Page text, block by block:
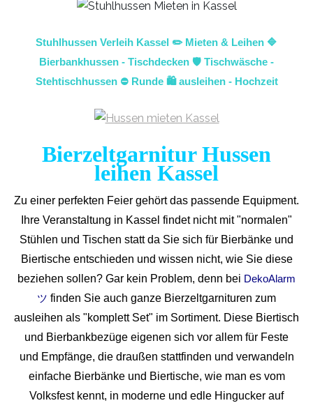
Stuhlhussen Verleih Kassel ✏️ Mieten & Leihen 🔷
Bierbankhussen - Tischdecken 🛡️ Tischwäsche -
Stehtischhussen ⛔ Runde 🛍️ ausleihen - Hochzeit
Bierzeltgarnitur Hussen
leihen Kassel
Zu einer perfekten Feier gehört das passende Equipment.
Ihre Veranstaltung in Kassel findet nicht mit "normalen"
Stühlen und Tischen statt da Sie sich für Bierbänke und
Biertische entschieden und wissen nicht, wie Sie diese
beziehen sollen? Gar kein Problem, denn bei DekoAlarm
ツ finden Sie auch ganze Bierzeltgarnituren zum
ausleihen als "komplett Set" im Sortiment. Diese Biertisch
und Bierbankbezüge eigenen sich vor allem für Feste
und Empfänge, die draußen stattfinden und verwandeln
einfache Bierbänke und Biertische, wie man es vom
Volksfest kennt, in moderne und edle Hingucker auf